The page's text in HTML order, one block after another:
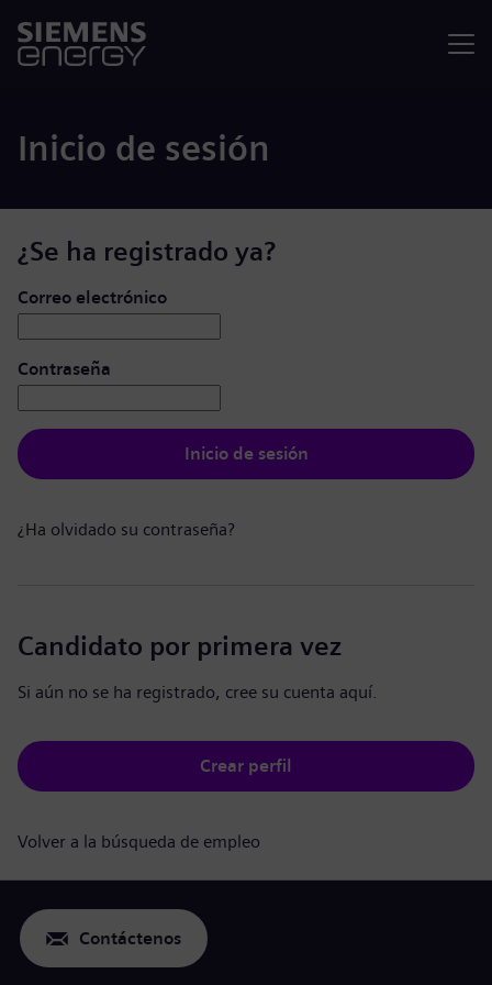
Inicio de sesión
¿Se ha registrado ya?
Iniciar de sesión: usuario y contraseña
Correo electrónico
Contraseña
Inicio de sesión
¿Ha olvidado su contraseña?
Candidato por primera vez
Si aún no se ha registrado, cree su cuenta aquí.
Crear perfil
Volver a la búsqueda de empleo
Contáctenos